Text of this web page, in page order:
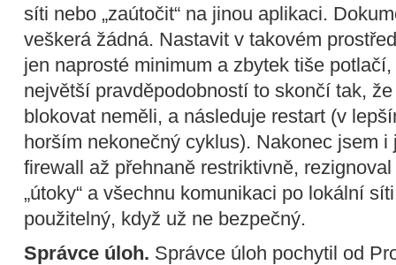
síti nebo „zaútočit“ na jinou aplikaci.
veškerá žádná. Nastavit v takovém
jen naprosté minimum a zbytek tiše
největší pravděpodobností to skončí tak,
blokovat neměli, a následuje restart (v
horším nekonečný cyklus). Nakonec jsem
firewall až přehnaně restriktivně,
„útoky“ a všechnu komunikaci po lokální
použitelný, když už ne bezpečný.
Správce úloh. Správce úloh pochytil od